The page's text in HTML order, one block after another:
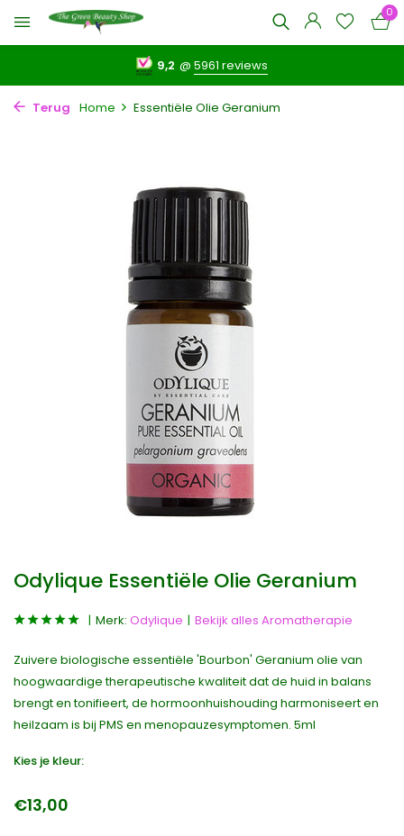
0
9,2 @5961 reviews
Terug Home Essentiële Olie Geranium
Odylique Essentiële Olie Geranium
Merk: Odylique Bekijk alles Aromatherapie
Zuivere biologische essentiële 'Bourbon' Geranium olie van
hoogwaardige therapeutische kwaliteit dat de huid in balans
brengt en tonifieert, de hormoonhuishouding harmoniseert en
heilzaam is bij PMS en menopauzesymptomen. 5ml
Kies je kleur:
€13,00